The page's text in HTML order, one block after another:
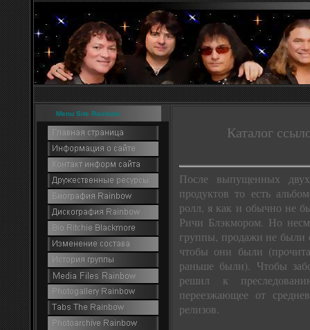
Menu Site Rainbow
Каталог
После выпущенных
продуктов то есть
ролл, я как и обычно не
Ричи Блэкмором. Но
группы, продажи не были
чтобы они были
раньше были). Чтобы
решил к
переезжающее от
релизов.